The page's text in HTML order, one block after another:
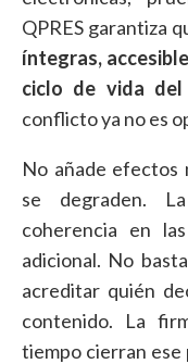
QPRES garantiza
íntegras,
ciclo de vida del
conflicto ya no es
No añade efectos
se degraden.
coherencia en
adicional. No
acreditar quién
contenido. La
tiempo cierran ese